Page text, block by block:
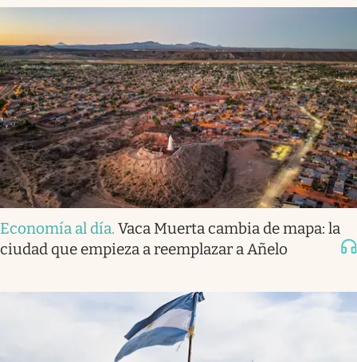
Economía al día. Vaca Muerta cambia de mapa: la
ciudad que empieza a reemplazar a Añelo